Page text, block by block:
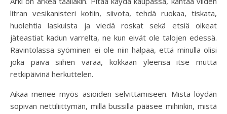
litran vesikanisteri kotiin, siivota, tehdä ruokaa, tiskata,
huolehtia laskuista ja viedä roskat sekä etsiä oikeat
jäteastiat kadun varrelta, ne kun eivät ole talojen edessä.
Ravintolassa syöminen ei ole niin halpaa, että minulla olisi
joka päivä siihen varaa, kokkaan yleensä itse mutta
retkipäivinä herkuttelen.
Aikaa menee myös asioiden selvittämiseen. Mistä löydän
sopivan nettiliittymän, millä bussilla pääsee mihinkin, mistä